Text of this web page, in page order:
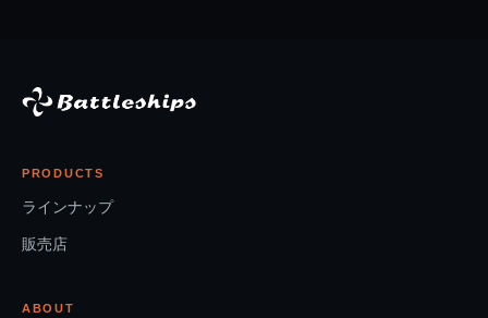
PRODUCTS
ラインナップ
販売店
ABOUT